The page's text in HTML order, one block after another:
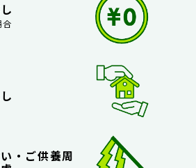
・ご供養周